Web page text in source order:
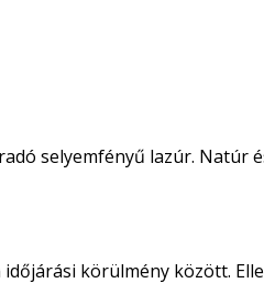
selyemfényű lazúr.
időjárási körülmény között.